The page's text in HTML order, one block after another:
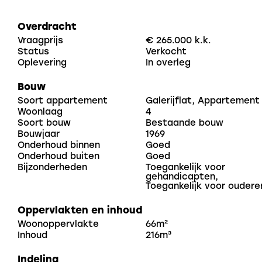
Het appartement is erg goed onderhouden en voorzien van een moderne
afwerking. Er is in 2025 een nieuwe badkamer
appartement is geheel voorzien van een nieuwe
keuken is modern en voorzien van diverse
nieuwe inductiekookplaat.
Het gebouw is aangesloten op blokverwarming
gasloos en heeft een nieuwe, elektrische boiler voor
warmwatervoorziening. Ook is het appartement
glas. Er is een actieve Vereniging van Eigenaren en
bedraagt € 193,03, het voorschot t.b.v. de
Kortom, het is een modern en instap klaar
Overdracht
Vraagprijs
€ 265.000 k.k.
Status
Verkocht
Oplevering
In overleg
Bouw
Soort appartement
Galerijflat, Appartement
Woonlaag
4
Soort bouw
Bestaande bouw
Bouwjaar
1969
Onderhoud binnen
Goed
Onderhoud buiten
Goed
Bijzonderheden
Toegankelijk voor
gehandicapten,
Toegankelijk voor
Oppervlakten en inhoud
Woonoppervlakte
66m²
Inhoud
216m³
Indeling